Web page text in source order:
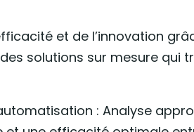
et de l’innovation
solutions sur mesure
: Analyse